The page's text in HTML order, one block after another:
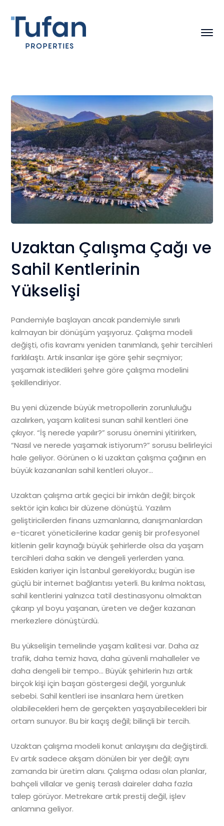
Uzaktan Çalışma Çağı ve
Sahil Kentlerinin
Yükselişi
Pandemiyle başlayan ancak pandemiyle sınırlı
kalmayan bir dönüşüm yaşıyoruz. Çalışma modeli
değişti, ofis kavramı yeniden tanımlandı, şehir tercihleri
farklılaştı. Artık insanlar işe göre şehir seçmiyor;
yaşamak istedikleri şehre göre çalışma modelini
şekillendiriyor.
Bu yeni düzende büyük metropollerin zorunluluğu
azalırken, yaşam kalitesi sunan sahil kentleri öne
çıkıyor. “İş nerede yapılır?” sorusu önemini yitirirken,
“Nasıl ve nerede yaşamak istiyorum?” sorusu belirleyici
hale geliyor. Görünen o ki uzaktan çalışma çağının en
büyük kazananları sahil kentleri oluyor…
Uzaktan çalışma artık geçici bir imkân değil; birçok
sektör için kalıcı bir düzene dönüştü. Yazılım
geliştiricilerden finans uzmanlarına, danışmanlardan
e-ticaret yöneticilerine kadar geniş bir profesyonel
kitlenin gelir kaynağı büyük şehirlerde olsa da yaşam
tercihleri daha sakin ve dengeli yerlerden yana.
Eskiden kariyer için İstanbul gerekiyordu; bugün ise
güçlü bir internet bağlantısı yeterli. Bu kırılma noktası,
sahil kentlerini yalnızca tatil destinasyonu olmaktan
çıkarıp yıl boyu yaşanan, üreten ve değer kazanan
merkezlere dönüştürdü.
Bu yükselişin temelinde yaşam kalitesi var. Daha az
trafik, daha temiz hava, daha güvenli mahalleler ve
daha dengeli bir tempo… Büyük şehirlerin hızı artık
birçok kişi için başarı göstergesi değil, yorgunluk
sebebi. Sahil kentleri ise insanlara hem üretken
olabilecekleri hem de gerçekten yaşayabilecekleri bir
ortam sunuyor. Bu bir kaçış değil; bilinçli bir tercih.
Uzaktan çalışma modeli konut anlayışını da değiştirdi.
Ev artık sadece akşam dönülen bir yer değil; aynı
zamanda bir üretim alanı. Çalışma odası olan planlar,
bahçeli villalar ve geniş teraslı daireler daha fazla
talep görüyor. Metrekare artık prestij değil, işlev
anlamına geliyor.